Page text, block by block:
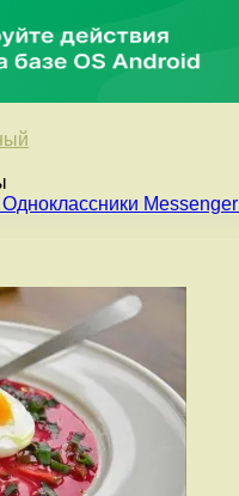
Одноклассники Messenger